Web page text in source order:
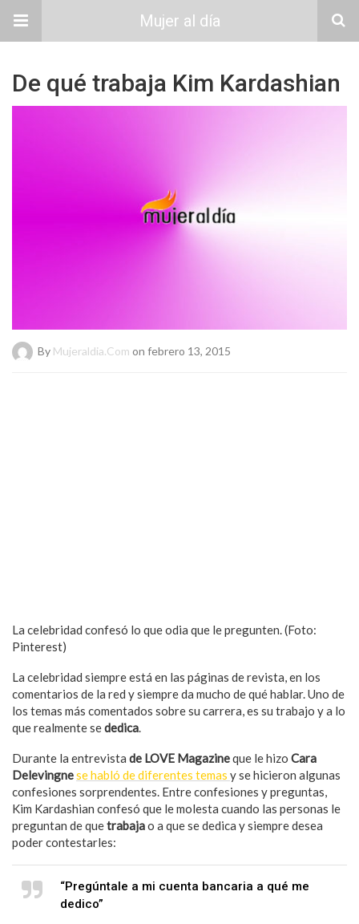
Mujer al día
De qué trabaja Kim Kardashian
By Mujeraldia.com on febrero 13, 2015
La celebridad confesó lo que odia que le pregunten. (Foto:
Pinterest)
La celebridad siempre está en las páginas de revista, en los
comentarios de la red y siempre da mucho de qué hablar. Uno de
los temas más comentados sobre su carrera, es su trabajo y a lo
que realmente sededica.
Durante la entrevista de LOVE Magazineque le hizo Cara
Delevingnese habló de diferentes temas y se hicieron algunas
confesiones sorprendentes. Entre confesiones y preguntas,
Kim Kardashian confesó que le molesta cuando las personas le
preguntan de quetrabajao a que se dedica y siempre desea
poder contestarles:
“Pregúntale a mi cuenta bancaria a qué me
dedico”